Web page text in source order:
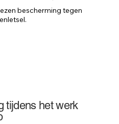
bescherming tegen
tijdens het werk